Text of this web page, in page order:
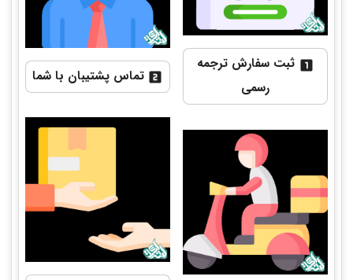
ثبت سفارش ترجمه
رسمی
تماس پشتیبان با شما